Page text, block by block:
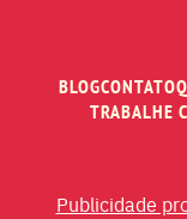
BLOGCONTATO
TRABALHE
Publicidade